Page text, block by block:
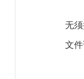
无
文件